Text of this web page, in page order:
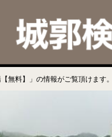
無料】」の情報がご覧頂けます。